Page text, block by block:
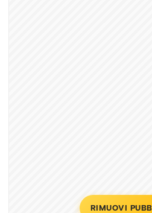
RIMUOVI